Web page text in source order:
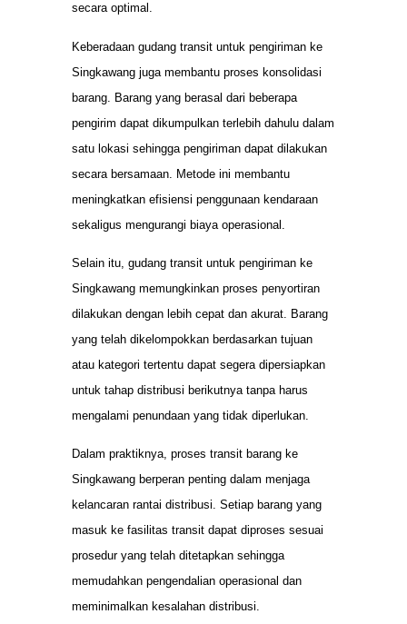
secara optimal.
Keberadaan gudang transit untuk pengiriman ke
Singkawang juga membantu proses konsolidasi
barang. Barang yang berasal dari beberapa
pengirim dapat dikumpulkan terlebih dahulu dalam
satu lokasi sehingga pengiriman dapat dilakukan
secara bersamaan. Metode ini membantu
meningkatkan efisiensi penggunaan kendaraan
sekaligus mengurangi biaya operasional.
Selain itu, gudang transit untuk pengiriman ke
Singkawang memungkinkan proses penyortiran
dilakukan dengan lebih cepat dan akurat. Barang
yang telah dikelompokkan berdasarkan tujuan
atau kategori tertentu dapat segera dipersiapkan
untuk tahap distribusi berikutnya tanpa harus
mengalami penundaan yang tidak diperlukan.
Dalam praktiknya, proses transit barang ke
Singkawang berperan penting dalam menjaga
kelancaran rantai distribusi. Setiap barang yang
masuk ke fasilitas transit dapat diproses sesuai
prosedur yang telah ditetapkan sehingga
memudahkan pengendalian operasional dan
meminimalkan kesalahan distribusi.